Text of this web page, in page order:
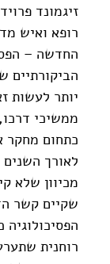
זיגמונד
רופא ואיש
החדשה –
הביקורתיים
יותר לעשות
ממשיכי
כתחום מחקר
לאורך
מכיוון שלא
שקיים קשר
רוחנית